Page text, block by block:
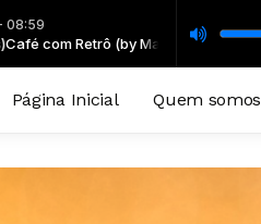
08:59
Retrô (by Marcelo Rios)
MATOGROSSO - BALADA DO LOUCO
Página Inicial Quem somos